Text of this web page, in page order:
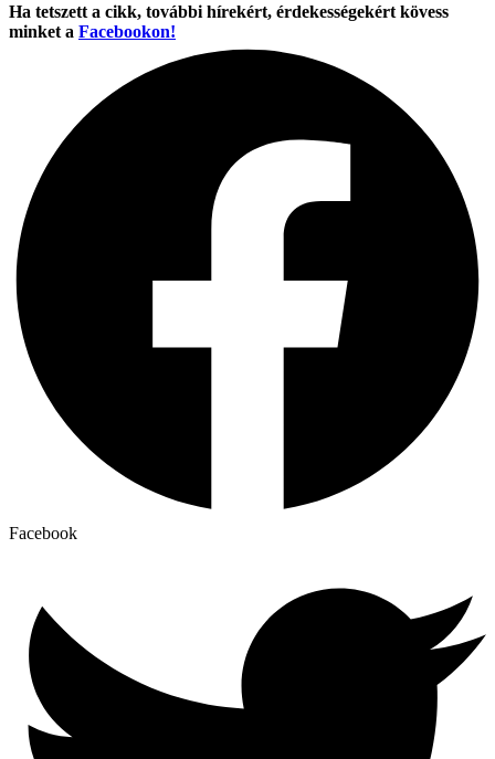
Ha tetszett a cikk, további hírekért, érdekességekért kövess
minket a Facebookon!
Facebook